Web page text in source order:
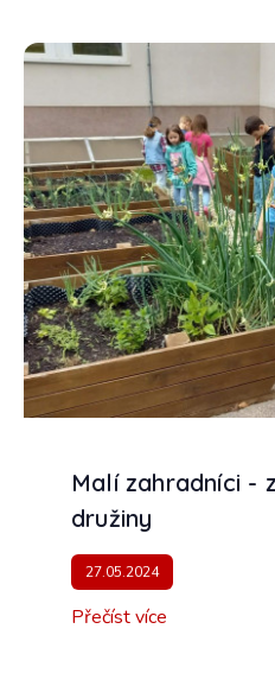
Malí zahradníci -
družiny
27.05.2024
Přečíst více